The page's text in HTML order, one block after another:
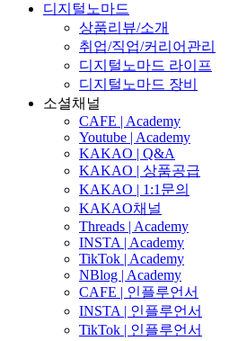
디지털노마드
상품리뷰/소개
취업/직업/커리어관리
디지털노마드 라이프
디지털노마드 장비
소셜채널
CAFE | Academy
Youtube | Academy
KAKAO | Q&A
KAKAO | 상품공급
KAKAO | 1:1문의
KAKAO채널
Threads | Academy
INSTA | Academy
TikTok | Academy
NBlog | Academy
CAFE | 인플루언서
INSTA | 인플루언서
TikTok | 인플루언서